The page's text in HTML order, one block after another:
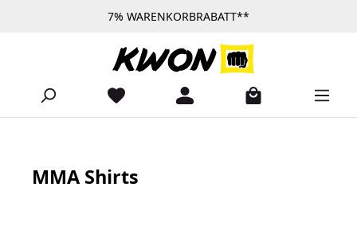
Zum Hauptinhalt springen7% WARENKORBRABATT**
MMA Shirts